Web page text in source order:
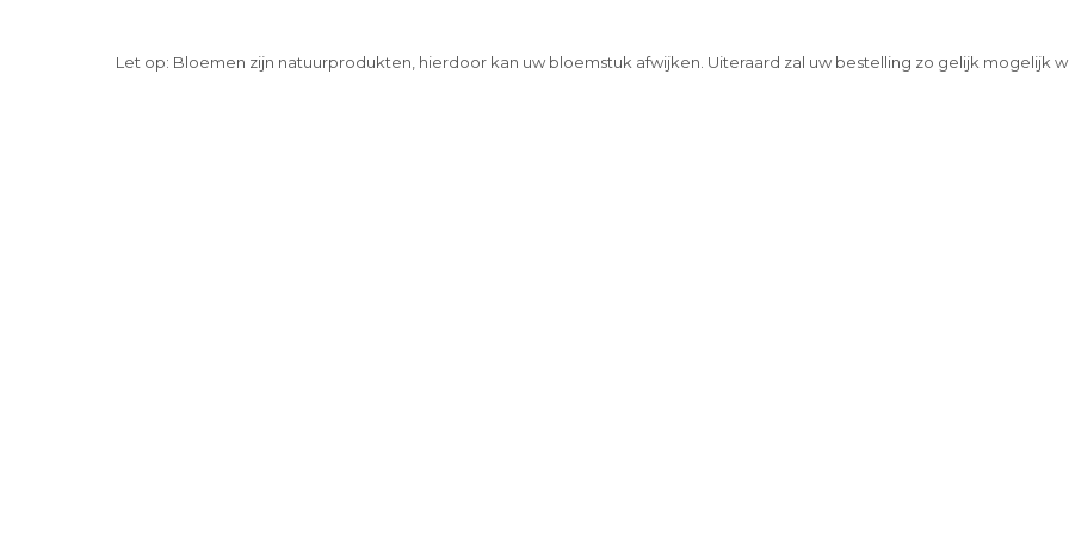
Let op: Bloemen zijn natuurprodukten, hierdoor kan uw bloemstuk afwijken. Uiteraard zal uw bestelling zo gelijk mogelijk